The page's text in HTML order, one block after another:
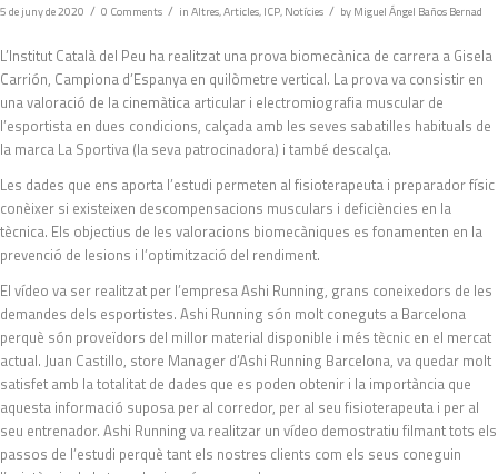
5 de juny de 2020 / 0 Comments / inAltres,Articles,ICP,Notícies / byMiguel Ángel Baños Bernad
L’Institut Català del Peu ha realitzat una prova biomecànica de carrera a Gisela
Carrión, Campiona d’Espanya en quilòmetre vertical. La prova va consistir en
una valoració de la cinemàtica articular i electromiografia muscular de
l’esportista en dues condicions, calçada amb les seves sabatilles habituals de
la marca La Sportiva (la seva patrocinadora) i també descalça.
Les dades que ens aporta l’estudi permeten al fisioterapeuta i preparador físic
conèixer si existeixen descompensacions musculars i deficiències en la
tècnica. Els objectius de les valoracions biomecàniques es fonamenten en la
prevenció de lesions i l’optimització del rendiment.
El vídeo va ser realitzat per l’empresa Ashi Running, grans coneixedors de les
demandes dels esportistes. Ashi Running són molt coneguts a Barcelona
perquè són proveïdors del millor material disponible i més tècnic en el mercat
actual. Juan Castillo, store Manager d’Ashi Running Barcelona, va quedar molt
satisfet amb la totalitat de dades que es poden obtenir i la importància que
aquesta informació suposa per al corredor, per al seu fisioterapeuta i per al
seu entrenador. Ashi Running va realitzar un vídeo demostratiu filmant tots els
passos de l’estudi perquè tant els nostres clients com els seus coneguin